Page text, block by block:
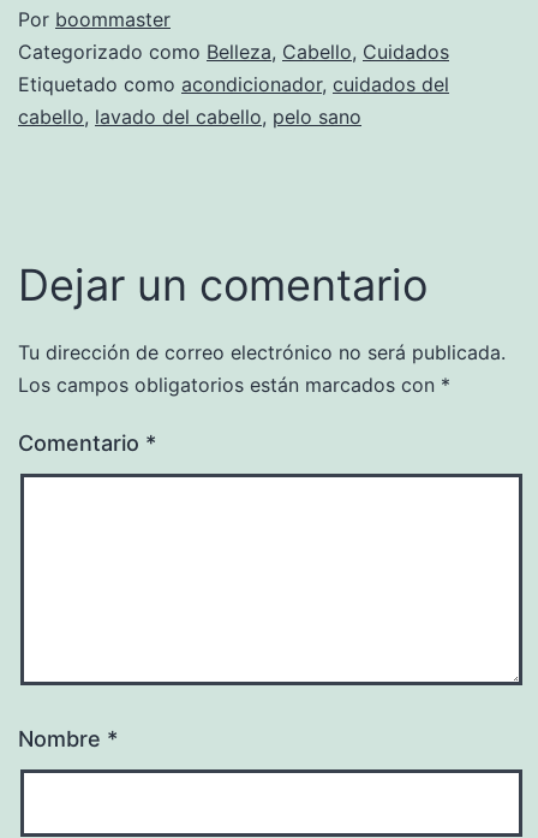
Por boommaster
Categorizado como Belleza, Cabello, Cuidados
Etiquetado como acondicionador, cuidados del
cabello, lavado del cabello, pelo sano
Dejar un comentario
Tu dirección de correo electrónico no será publicada.
Los campos obligatorios están marcados con *
Comentario *
Nombre *